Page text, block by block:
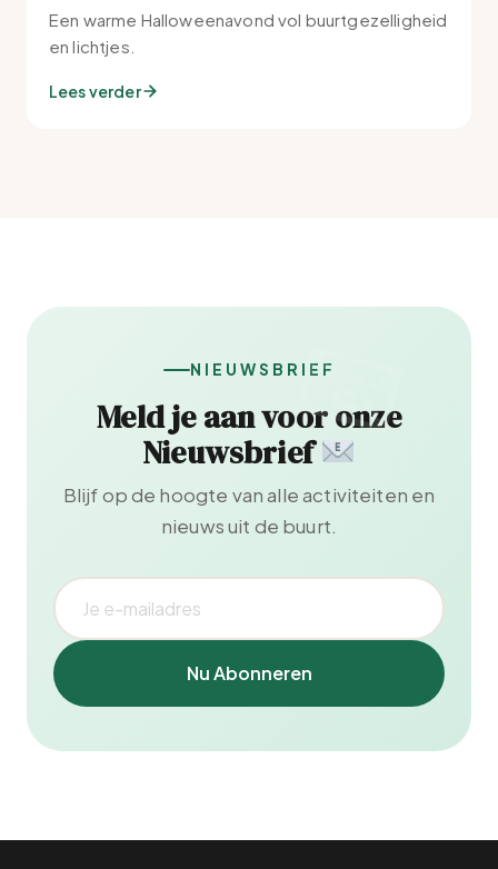
Een warme Halloweenavond vol buurtgezelligheid
en lichtjes.
Lees verder
NIEUWSBRIEF
Meld je aan voor onze
Nieuwsbrief
Blijf op de hoogte van alle activiteiten en
nieuws uit de buurt.
Nu Abonneren